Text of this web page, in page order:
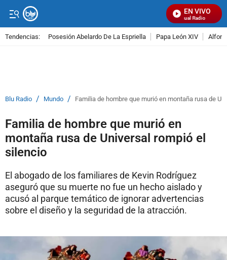
EN VIVO
Señal Visual Radio
Tendencias: Posesión Abelardo De La Espriella Papa León XIV
Blu Radio / Mundo / Familia de hombre que murió en montaña rusa de
Familia de hombre que murió en
montaña rusa de Universal rompió el
silencio
El abogado de los familiares de Kevin Rodríguez
aseguró que su muerte no fue un hecho aislado y
acusó al parque temático de ignorar advertencias
sobre el diseño y la seguridad de la atracción.